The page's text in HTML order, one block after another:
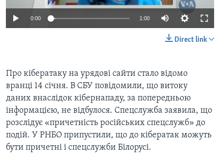
0:00 1:00
Direct link
Про кібератаку на урядові сайти стало відомо
вранці 14 січня. В СБУ повідомили, що витоку
даних внаслідок кібернападу, за попередньою
інформацією, не відбулося. Спецслужба заявила, що
розслідує «причетність російських спецслужб» до
подій. У РНБО припустили, що до кібератак можуть
бути причетні і спецслужби Білорусі.